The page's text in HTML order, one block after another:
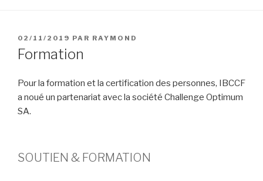
PUBLIÉ
LE
02/11/2019 PAR RAYMOND
Formation
Pour la formation et la certification des personnes, IBCCF
a noué un partenariat avec la société Challenge Optimum
SA.
SOUTIEN & FORMATION